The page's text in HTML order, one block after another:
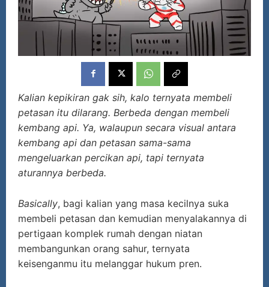
Kalian kepikiran gak sih, kalo ternyata membeli
petasan itu dilarang. Berbeda dengan membeli
kembang api. Ya, walaupun secara visual antara
kembang api dan petasan sama-sama
mengeluarkan percikan api, tapi ternyata
aturannya berbeda.
Basically, bagi kalian yang masa kecilnya suka
membeli petasan dan kemudian menyalakannya di
pertigaan komplek rumah dengan niatan
membangunkan orang sahur, ternyata
keisenganmu itu melanggar hukum pren.